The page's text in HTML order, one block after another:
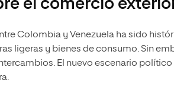
el comercio
Colombia y Venezuela ha sido
ligeras y bienes de consumo. Sin
El nuevo escenario